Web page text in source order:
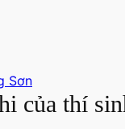
Sơn
của thí